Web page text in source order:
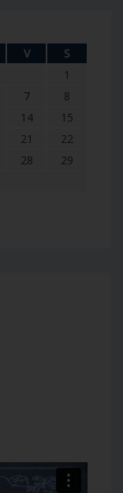
V
S
1
7
8
14
15
21
22
28
29